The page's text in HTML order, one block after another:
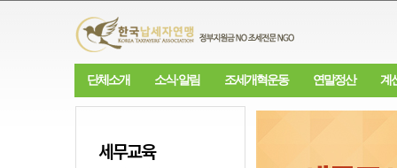
단체소개 소식·알림 조세개혁운동 연말정산 계
세무교육